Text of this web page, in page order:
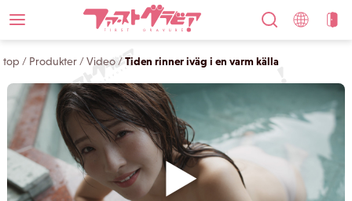
top / Produkter /Video/Tiden rinner iväg i en varm källa